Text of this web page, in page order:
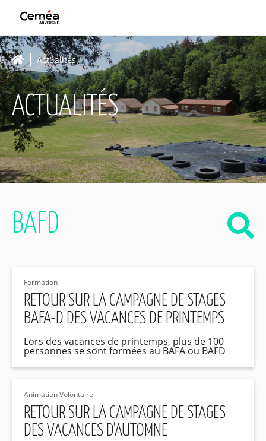
Actualités
ACTUALITÉS
Formation
RETOUR SUR LA CAMPAGNE DE STAGES
BAFA-D DES VACANCES DE PRINTEMPS
Lors des vacances de printemps, plus de 100
personnes se sont formées au BAFA ou BAFD
Animation Volontaire
RETOUR SUR LA CAMPAGNE DE STAGES
DES VACANCES D'AUTOMNE